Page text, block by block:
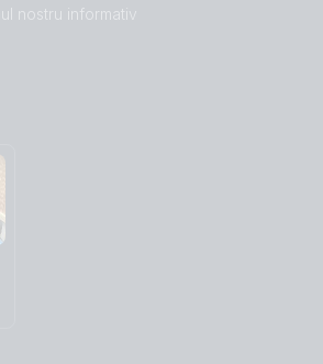
nostru informativ